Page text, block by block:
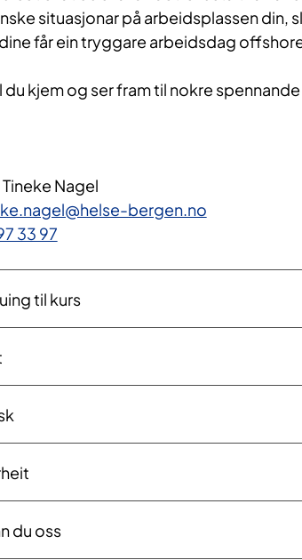
situasjonar på arbeidsplassen din,
får ein tryggare arbeidsdag
du kjem og ser fram til nokre
Nagel
bergen.no
33 97
til kurs
du oss